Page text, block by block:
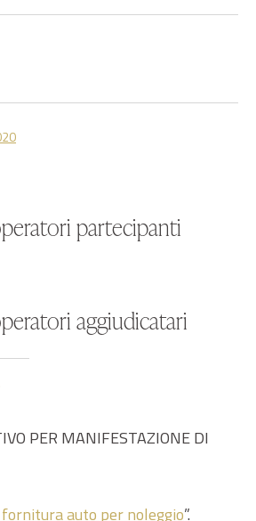
partecipanti
aggiudicatari
PER MANIFESTAZIONE DI
auto per noleggio”.